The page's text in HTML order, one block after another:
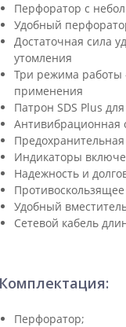
Перфоратор с
Удобный
Достаточная сила
утомления
Три режима работы
применения
Патрон SDS Plus
Антивибрационная
Индикаторы
Надежность и
Удобный
Сетевой кабель
Комплектация:
Перфоратор;